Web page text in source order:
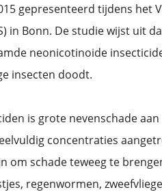
gepresenteerd tijdens het
in Bonn. De studie wijst uit
neonicotinoide
insecten doodt.
is grote nevenschade aan
concentraties
om schade teweeg te
regenwormen,